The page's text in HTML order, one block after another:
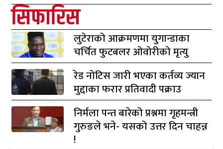
सिफारिस
लुटेराको आक्रमणमा युगान्डाका
चर्चित फुटबलर ओवोरीको मृत्यु
रेड नोटिस जारी भएका कर्तव्य ज्यान
मुद्दाका फरार प्रतिवादी पक्राउ
निर्मला पन्त बारेको प्रश्नमा गृहमन्त्री
गुरुङले भने- यसको उत्तर दिन चाहन्न
!